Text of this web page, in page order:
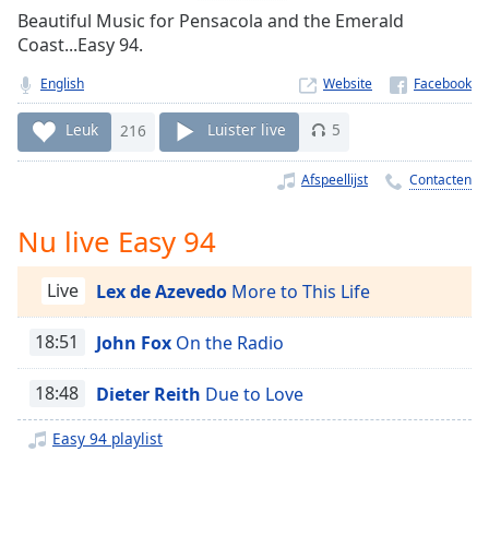
Stream
TypeLIVE
live,
currently
behind
LIVE
Remaining
Playback
Rate
Chapters
Chapters
Descriptions
Beautiful Music for Pensacola and the Emerald
Coast...Easy 94.
English Website
Leuk 216 Luister live 5
Afspeellijst Contacten
Nu live Easy 94
Live Lex de Azevedo More to This Life
18:51 John Fox On the Radio
18:48 Dieter Reith Due to Love
Easy 94 playlist